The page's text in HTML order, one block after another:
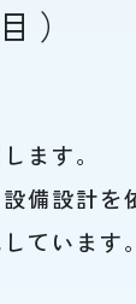
）
ます。
備設計を
ています。